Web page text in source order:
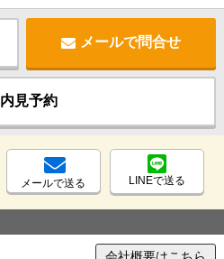
メールで問合せ
内見予約
メールで送る LINEで送る